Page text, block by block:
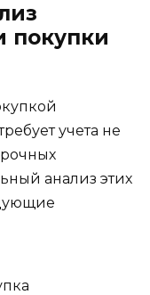
покупки
учета не
анализ этих